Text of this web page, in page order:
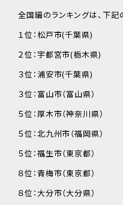
全国編のランキングは、下記
１位：松戸市(千葉県)
２位：宇都宮市(栃木県)
３位：浦安市(千葉県)
３位：富山市（富山県）
５位：厚木市（神奈川県）
５位：北九州市（福岡県）
５位：福生市（東京都）
８位：青梅市（東京都）
８位：大分市（大分県）